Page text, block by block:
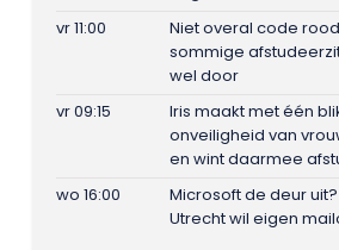
vr 11:00
Niet overal code
sommige
wel door
vr 09:15
Iris maakt met één
onveiligheid van
en wint daarmee
wo 16:00
Microsoft de deur
Utrecht wil eigen